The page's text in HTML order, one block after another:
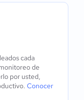
cada
de
por usted,
Conocer